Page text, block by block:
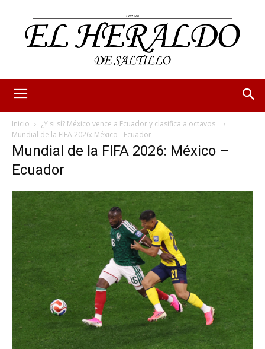
Inicio
¿Y si sí? México vence a Ecuador y clasifica a octavos
Mundial de la FIFA 2026: México - Ecuador
Mundial de la FIFA 2026: México –
Ecuador